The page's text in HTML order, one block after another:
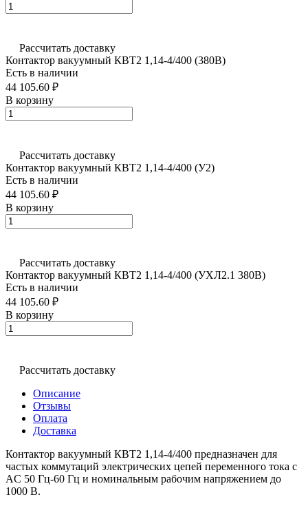
Рассчитать доставку
Контактор вакуумный КВТ2 1,14-4/400 (380В)
Есть в наличии
44 105.60 ₽
В корзину
Рассчитать доставку
Контактор вакуумный КВТ2 1,14-4/400 (У2)
Есть в наличии
44 105.60 ₽
В корзину
Рассчитать доставку
Контактор вакуумный КВТ2 1,14-4/400 (УХЛ2.1 380В)
Есть в наличии
44 105.60 ₽
В корзину
Рассчитать доставку
Описание
Отзывы
Оплата
Доставка
Контактор вакуумный КВТ2 1,14-4/400 предназначен для
частых коммутаций электрических цепей переменного тока с
AC 50 Гц-60 Гц и номинальным рабочим напряжением до
1000 В.